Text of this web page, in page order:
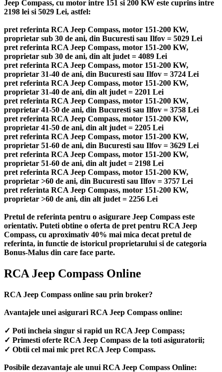
Jeep Compass, cu motor intre 151 si 200 KW este cuprins intre
2198 lei si 5029 Lei, astfel:
pret referinta RCA Jeep Compass, motor 151-200 KW,
proprietar sub 30 de ani, din Bucuresti sau Ilfov = 5029 Lei
pret referinta RCA Jeep Compass, motor 151-200 KW,
proprietar sub 30 de ani, din alt judet = 4089 Lei
pret referinta RCA Jeep Compass, motor 151-200 KW,
proprietar 31-40 de ani, din Bucuresti sau Ilfov = 3724 Lei
pret referinta RCA Jeep Compass, motor 151-200 KW,
proprietar 31-40 de ani, din alt judet = 2201 Lei
pret referinta RCA Jeep Compass, motor 151-200 KW,
proprietar 41-50 de ani, din Bucuresti sau Ilfov = 3758 Lei
pret referinta RCA Jeep Compass, motor 151-200 KW,
proprietar 41-50 de ani, din alt judet = 2205 Lei
pret referinta RCA Jeep Compass, motor 151-200 KW,
proprietar 51-60 de ani, din Bucuresti sau Ilfov = 3629 Lei
pret referinta RCA Jeep Compass, motor 151-200 KW,
proprietar 51-60 de ani, din alt judet = 2198 Lei
pret referinta RCA Jeep Compass, motor 151-200 KW,
proprietar >60 de ani, din Bucuresti sau Ilfov = 3757 Lei
pret referinta RCA Jeep Compass, motor 151-200 KW,
proprietar >60 de ani, din alt judet = 2256 Lei
Pretul de referinta pentru o asigurare Jeep Compass este
orientativ. Puteti obtine o oferta de pret pentru RCA Jeep
Compass, cu aproximativ 40% mai mica decat pretul de
referinta, in functie de istoricul proprietarului si de categoria
Bonus-Malus din care face parte.
RCA Jeep Compass Online
RCA Jeep Compass online sau prin broker?
Avantajele unei asigurari RCA Jeep Compass online:
✓ Poti incheia singur si rapid un RCA Jeep Compass;
✓ Primesti oferte RCA Jeep Compass de la toti asiguratorii;
✓ Obtii cel mai mic pret RCA Jeep Compass.
Posibile dezavantaje ale unui RCA Jeep Compass Online: